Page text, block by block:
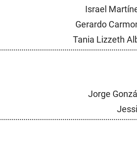
Israel
Gerardo
Tania Lizzeth
Jorge